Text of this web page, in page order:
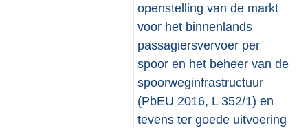
openstelling van de markt
voor het binnenlands
passagiersvervoer per
spoor en het beheer van de
spoorweginfrastructuur
(PbEU 2016, L 352/1) en
tevens ter goede uitvoering